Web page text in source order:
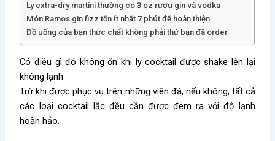
Ly extra-dry martini thường có 3 oz rượu gin và vodka
Món Ramos gin fizz tốn ít nhất 7 phút để hoàn thiện
Đồ uống của bạn thực chất không phải thứ bạn đã order
Có điều gì đó không ổn khi ly cocktail được shake lên lại
không lạnh
Trừ khi được phục vụ trên những viên đá, nếu không, tất cả
các loại cocktail lắc đều cần được đem ra với độ lạnh
hoàn hảo.